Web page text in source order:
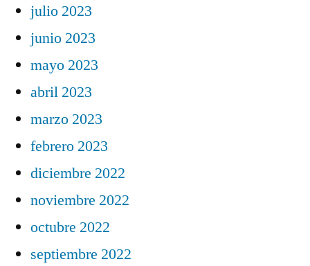
julio 2023
junio 2023
mayo 2023
abril 2023
marzo 2023
febrero 2023
diciembre 2022
noviembre 2022
octubre 2022
septiembre 2022